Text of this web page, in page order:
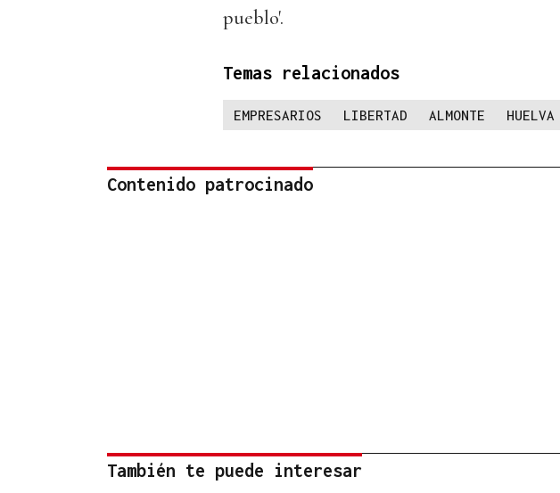
pueblo'.
Temas relacionados
EMPRESARIOS LIBERTAD ALMONTE HUELVA
Contenido patrocinado
También te puede interesar